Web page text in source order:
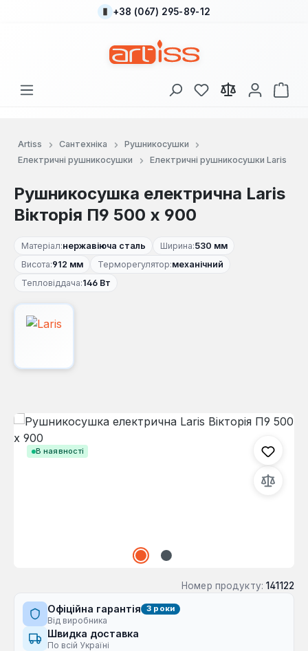
Перейти до основного вмісту
+38 (067) 295-89-12
У вас є 0 у списку
Artiss Сантехніка
Рушникосушки
Електричні рушникосушки
Електричні рушникосушки Laris
Рушникосушка електрична Laris
Вікторія П9 500 х 900
Матеріал:нержавіюча сталь Ширина:530 мм
Висота:912 мм Терморегулятор:механічний
Тепловіддача:146 Вт
В наявності
Пропустити галерею зображень
Номер продукту: 141122
Офіційна гарантія 3 роки
Від виробника
Швидка доставка
По всій Україні